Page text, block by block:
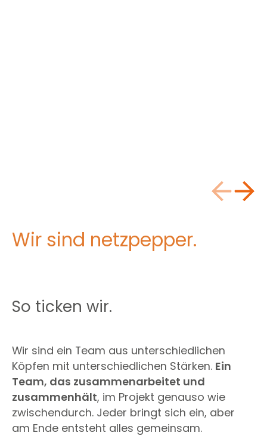
Wir sind netzpepper.
So ticken wir.
Wir sind ein Team aus unterschiedlichen
Köpfen mit unterschiedlichen Stärken. Ein
Team, das zusammenarbeitet und
zusammenhält, im Projekt genauso wie
zwischendurch. Jeder bringt sich ein, aber
am Ende entsteht alles gemeinsam.